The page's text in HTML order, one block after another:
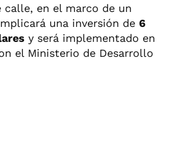
calle, en el marco de un
una inversión de 6
y será implementado en
el Ministerio de Desarrollo